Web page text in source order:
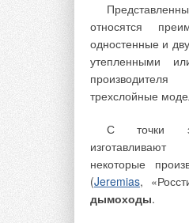
относятся
одностенные и
утепленными
трехслойные
С точки
некоторые
(Jeremias,
дымоходы.
Нужен
Добавить
Ваше имя *